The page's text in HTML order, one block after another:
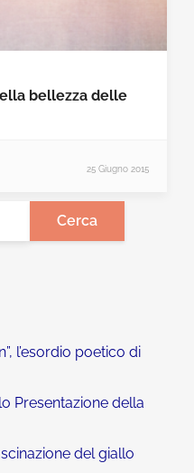
bellezza delle
25 Giugno 2015
l’esordio poetico di
Presentazione della
del giallo